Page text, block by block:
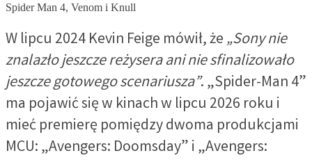
Spider Man 4, Venom i Knull
W lipcu 2024 Kevin Feige mówił, że„Sony nie
znalazło jeszcze reżysera ani nie sfinalizowało
jeszcze gotowego scenariusza”. „Spider-Man 4”
ma pojawić się w kinach w lipcu 2026 roku i
mieć premierę pomiędzy dwoma produkcjami
MCU: „Avengers: Doomsday” i „Avengers: